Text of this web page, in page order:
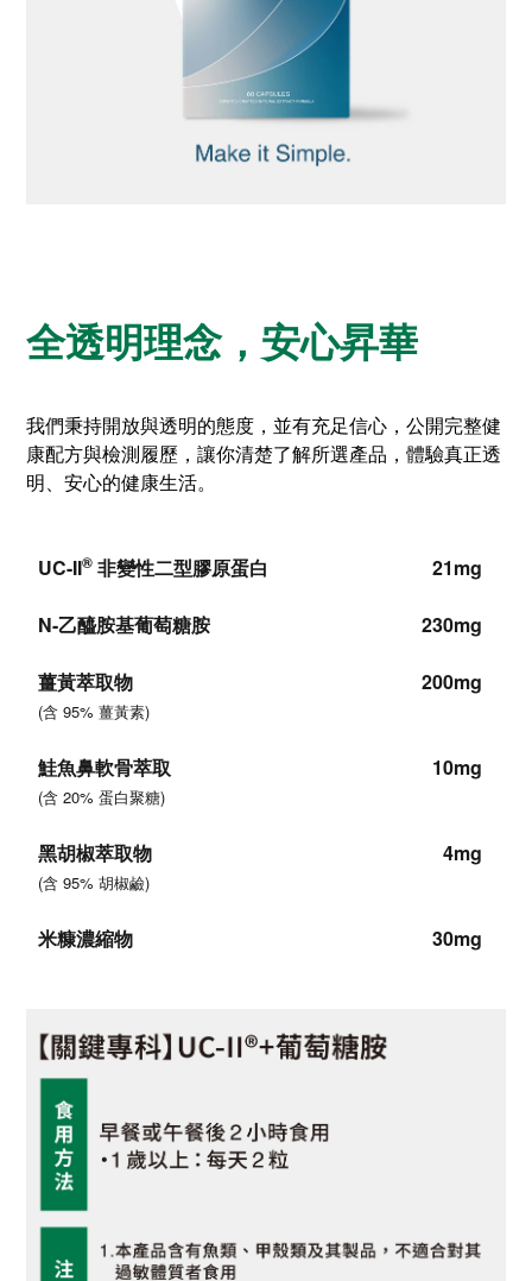
全透明理念，安心昇華
我們秉持開放與透明的態度，並有充足信心，公開完整健
康配方與檢測履歷，讓你清楚了解所選產品，體驗真正透
明、安心的健康生活。
UC-II® 非變性二型膠原蛋白
N-乙醯胺基葡萄糖胺
薑黃萃取物
(含 95% 薑黃素)
鮭魚鼻軟骨萃取
(含 20% 蛋白聚糖)
黑胡椒萃取物
(含 95% 胡椒鹼)
米糠濃縮物
21mg
230mg
200mg
10mg
4mg
30mg